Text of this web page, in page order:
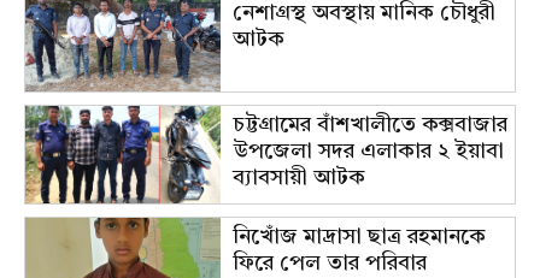
নেশাগ্রস্থ অবস্থায় মানিক চৌধুরী
আটক
চট্টগ্রামের বাঁশখালীতে কক্সবাজার
উপজেলা সদর এলাকার ২ ইয়াবা
ব্যাবসায়ী আটক
নিখোঁজ মাদ্রাসা ছাত্র রহমানকে
ফিরে পেল তার পরিবার